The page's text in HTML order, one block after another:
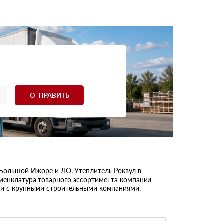
ОТПРАВИТЬ
Ижоре и ЛО. Утеплитель Роквул в
товарного ассортимента компании
с крупными строительными компаниями.